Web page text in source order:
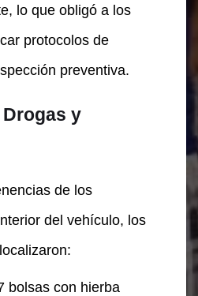
lo que obligó a los
protocolos de
preventiva.
y
de los
del vehículo, los
bolsas con hierba